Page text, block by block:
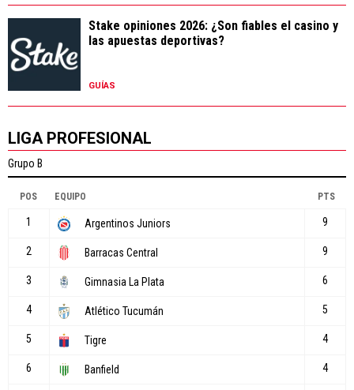
Stake opiniones 2026: ¿Son fiables el casino y
las apuestas deportivas?
GUÍAS
LIGA PROFESIONAL